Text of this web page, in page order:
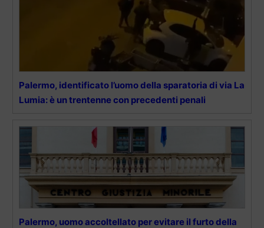
Palermo, identificato l’uomo della sparatoria di via La
Lumia: è un trentenne con precedenti penali
Palermo, uomo accoltellato per evitare il furto della